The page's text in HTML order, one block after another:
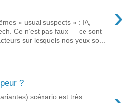
›
« usual suspects » : IA,
Ce n’est pas faux — ce sont
sur lesquels nos yeux so...
?
scénario est très